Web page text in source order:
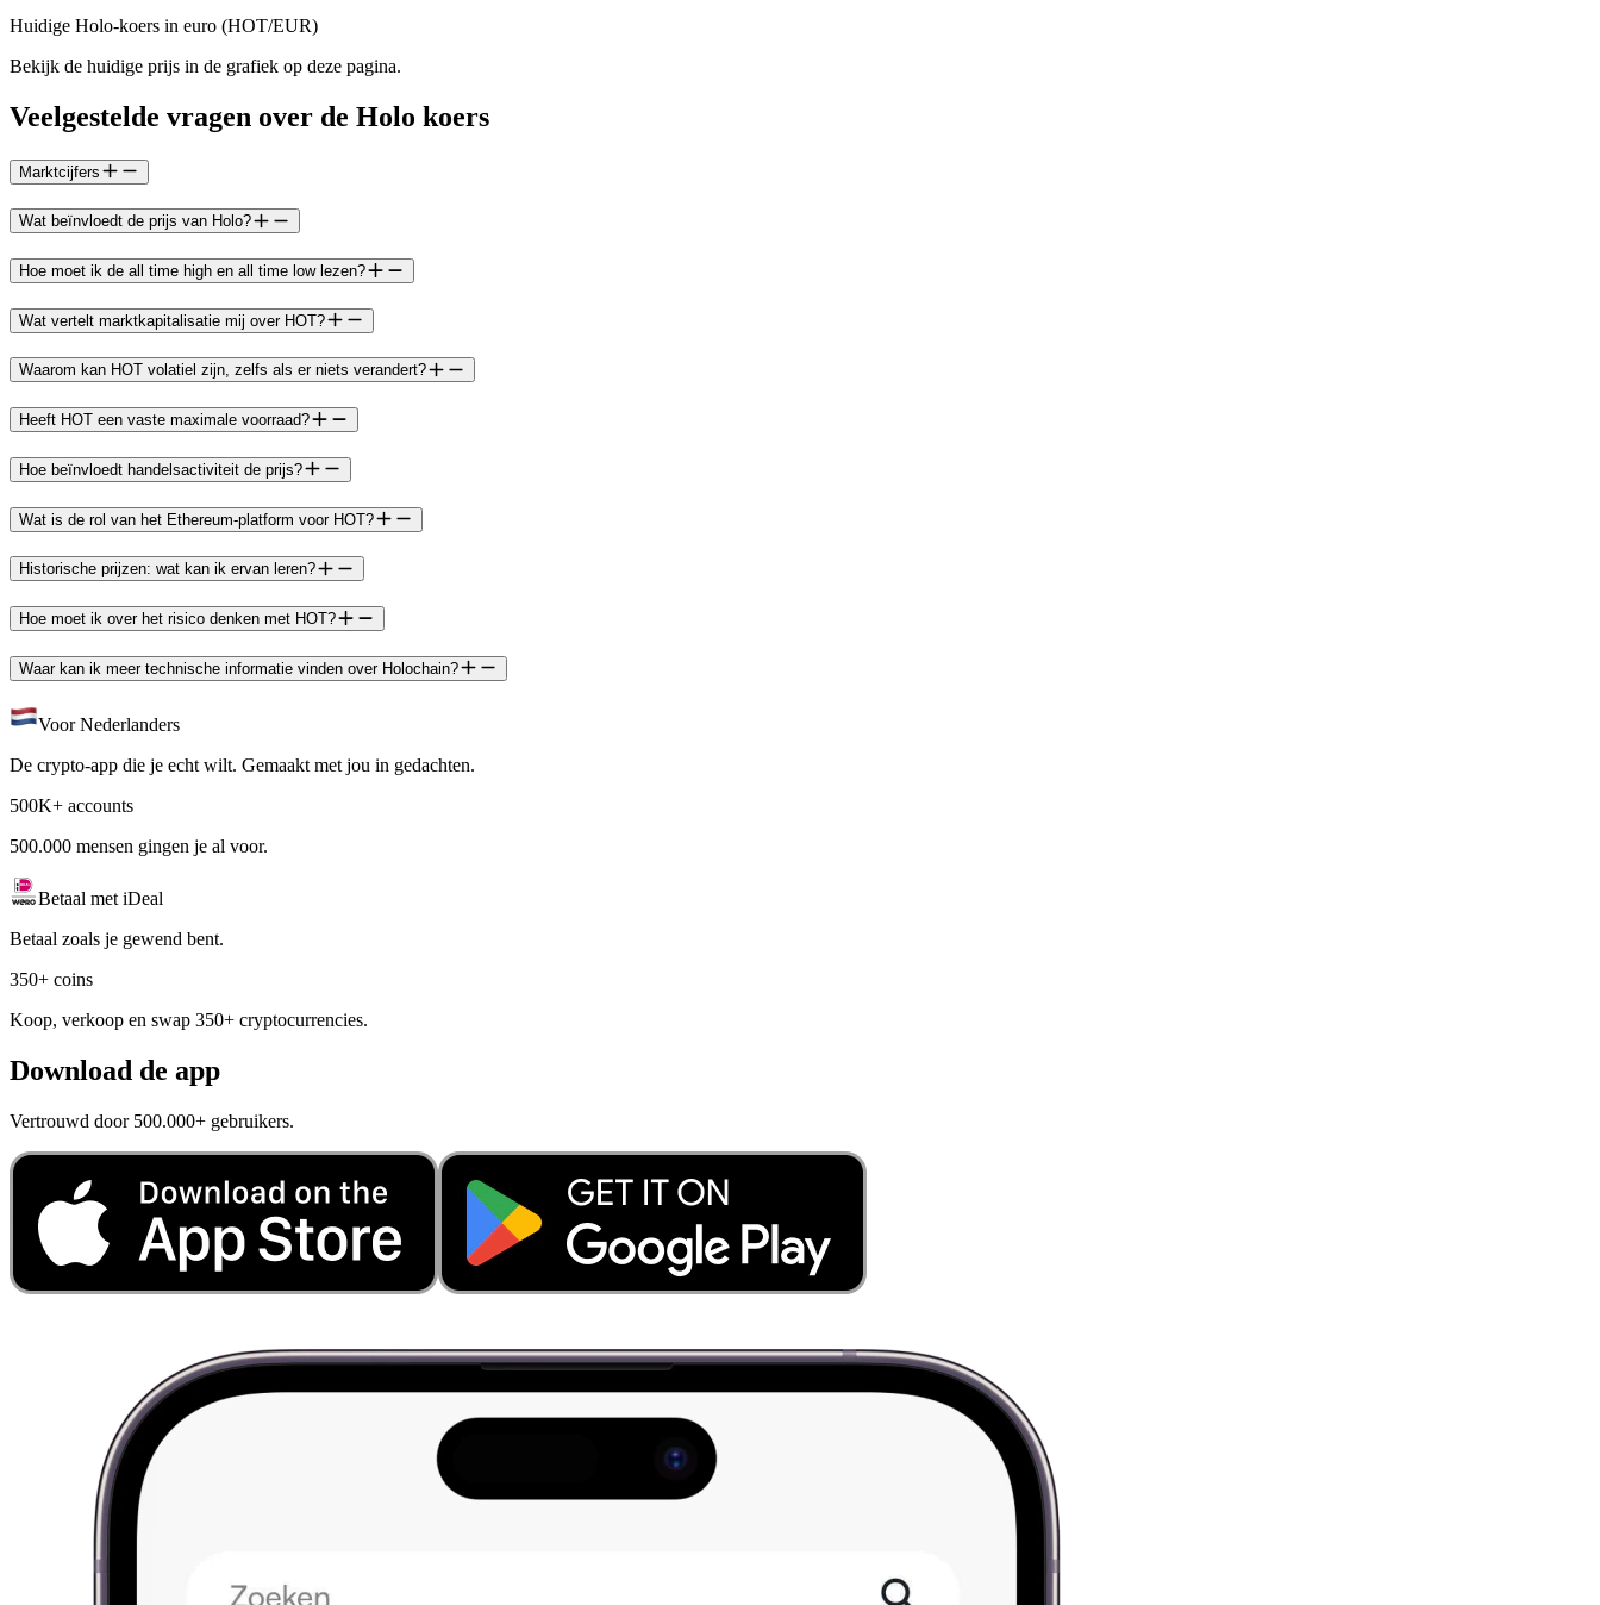
Huidige Holo-koers in euro (HOT/EUR)
Bekijk de huidige prijs in de grafiek op deze pagina.
Veelgestelde vragen over de Holo koers
Marktcijfers
Wat beïnvloedt de prijs van Holo?
Hoe moet ik de all time high en all time low lezen?
Wat vertelt marktkapitalisatie mij over HOT?
Waarom kan HOT volatiel zijn, zelfs als er niets verandert?
Heeft HOT een vaste maximale voorraad?
Hoe beïnvloedt handelsactiviteit de prijs?
Wat is de rol van het Ethereum-platform voor HOT?
Historische prijzen: wat kan ik ervan leren?
Hoe moet ik over het risico denken met HOT?
Waar kan ik meer technische informatie vinden over Holochain?
Voor Nederlanders
De crypto-app die je echt wilt. Gemaakt met jou in gedachten.
500K+ accounts
500.000 mensen gingen je al voor.
Betaal met iDeal
Betaal zoals je gewend bent.
350+ coins
Koop, verkoop en swap 350+ cryptocurrencies.
Download de app
Vertrouwd door 500.000+ gebruikers.